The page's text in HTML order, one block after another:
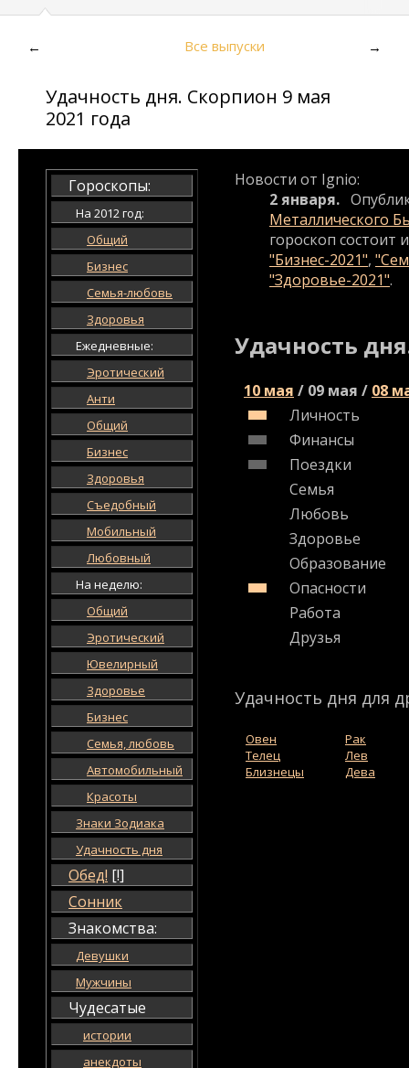
← Все выпуски →
Удачность дня. Скорпион 9 мая
2021 года
Гороскопы:
На 2012 год:
Общий
Бизнес
Семья-любовь
Здоровья
Ежедневные:
Эротический
Анти
Общий
Бизнес
Здоровья
Съедобный
Мобильный
Любовный
На неделю:
Общий
Эротический
Ювелирный
Здоровье
Бизнес
Семья, любовь
Автомобильный
Красоты
Знаки Зодиака
Удачность дня
Обед! [!]
Сонник
Знакомства:
Девушки
Мужчины
Чудесатые
истории
анекдоты
Новости от Ignio:
2 января.
Металлического
гороскоп состоит
"Бизнес-2021",
"Здоровье-2021".
Удачность
10 мая / 09 мая / 08
Личность
Финансы
Поездки
Семья
Любовь
Здоровье
Образование
Опасности
Работа
Друзья
Удачность дня для
Овен
Телец
Близнецы
Рак
Лев
Дева